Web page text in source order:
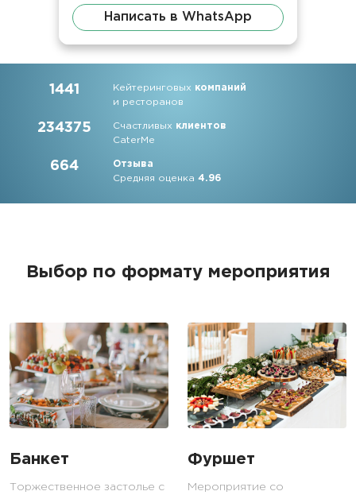
Написать в WhatsApp
1441 Кейтеринговых компаний
и ресторанов
234375 Счастливых клиентов
CaterMe
664
Отзыва
Средняя оценка4.96
Выбор по формату мероприятия
Банкет
Торжественное застолье с
Фуршет
Мероприятие со